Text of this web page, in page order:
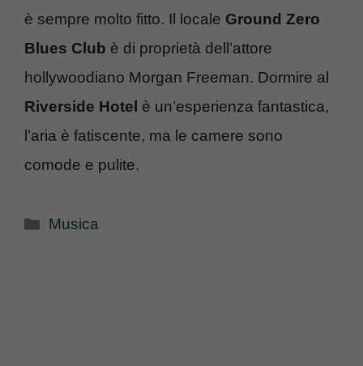
è sempre molto fitto. Il locale Ground Zero
Blues Club è di proprietà dell’attore
hollywoodiano Morgan Freeman. Dormire al
Riverside Hotel è un’esperienza fantastica,
l’aria è fatiscente, ma le camere sono
comode e pulite.
Categorie
Musica